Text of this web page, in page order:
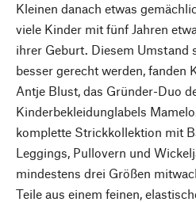
Kleinen danach etwas
viele Kinder mit fünf Jahren
ihrer Geburt. Diesem Umstand
besser gerecht werden, fanden
Antje Blust, das Gründer-Duo
Kinderbekleidunglabels
komplette Strickkollektion mit
Leggings, Pullovern und
mindestens drei Größen
Teile aus einem feinen,